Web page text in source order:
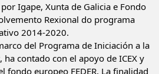
Igape, Xunta de Galicia e Fondo
Rexional do programa
2014-2020.
del Programa de Iniciación a la
ha contado con el apoyo de ICEX y
fondo europeo FEDER. La finalidad